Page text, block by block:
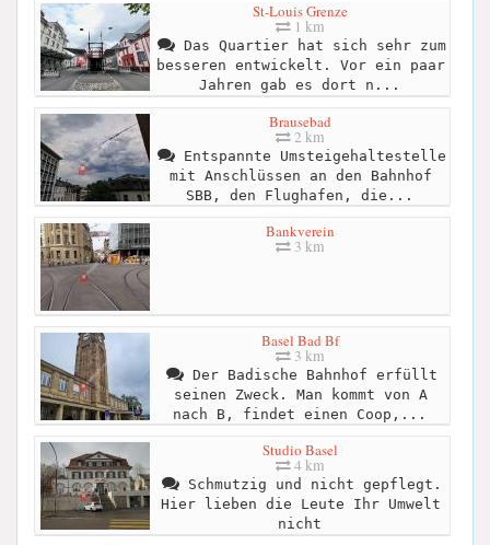
St-Louis Grenze
1 km
Das Quartier hat sich sehr zum
besseren entwickelt. Vor ein paar
Jahren gab es dort n...
Brausebad
2 km
Entspannte Umsteigehaltestelle
mit Anschlüssen an den Bahnhof
SBB, den Flughafen, die...
Bankverein
3 km
Basel Bad Bf
3 km
Der Badische Bahnhof erfüllt
seinen Zweck. Man kommt von A
nach B, findet einen Coop,...
Studio Basel
4 km
Schmutzig und nicht gepflegt.
Hier lieben die Leute Ihr Umwelt
nicht